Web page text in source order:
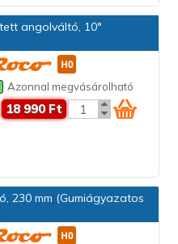
angolváltó, 10°
Azonnal megvásárolható
18 990 Ft
230 mm (Gumiágyazatos